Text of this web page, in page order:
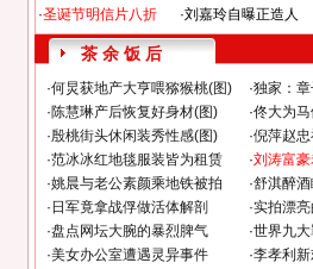
·圣诞节明信片八折
·刘嘉玲自曝正造人
茶 余 饭 后
·何炅获地产大亨喂猕猴桃(图) ·独家：
·陈慧琳产后恢复好身材(图) ·佟大为
·殷桃街头休闲装秀性感(图) ·倪萍赵
·范冰冰红地毯服装皆为租赁 ·刘涛富
·姚晨与老公素颜乘地铁被拍 ·舒淇醉
· 日军竟拿战俘做活体解剖 ·实拍漂
·盘点网坛大腕的暴烈脾气 ·世界九
·美女办公室遭遇灵异事件 ·李孝利